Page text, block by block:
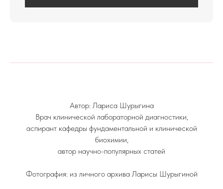
Автор: Лариса Шурыгина
Врач клинической лабораторной диагностики,
аспирант кафедры фундаментальной и клинической
биохимии,
автор научно-популярных статей
Фотография: из личного архива Ларисы Шурыгиной